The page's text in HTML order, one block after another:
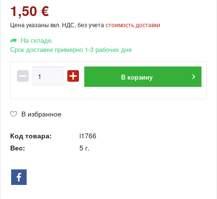
1,50 €
Цена указаны вкл. НДС, без учета стоимость доставки
На складе.
Срок доставки примерно 1-3 рабочих дня
В корзину
В избранное
Код товара:
i1766
Вес:
5 г.